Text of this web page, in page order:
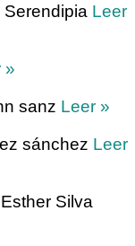
Serendipia Leer
»
sanz Leer »
sánchez Leer
Silva